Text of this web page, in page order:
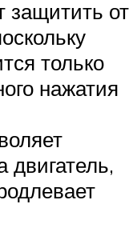
защитить от
только
нажатия
двигатель,